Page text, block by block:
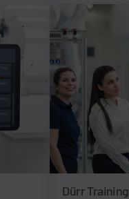
Dürr Training